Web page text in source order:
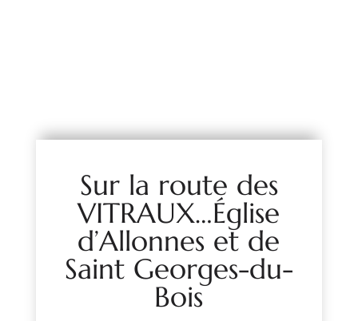
Sur la route des
VITRAUX…Église
d’Allonnes et de
Saint Georges-du-
Bois